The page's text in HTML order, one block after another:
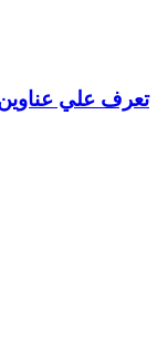
تعرف علي